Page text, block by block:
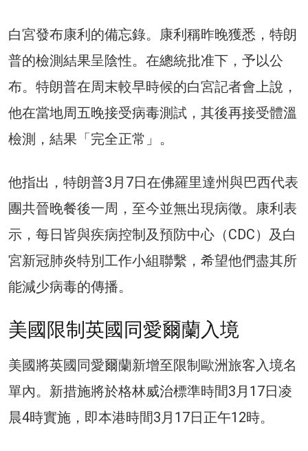
白宮發布康利的備忘錄。康利稱昨晚獲悉，特朗
普的檢測結果呈陰性。在總統批准下，予以公
布。特朗普在周末較早時候的白宮記者會上說，
他在當地周五晚接受病毒測試，其後再接受體溫
檢測，結果「完全正常」。
他指出，特朗普3月7日在佛羅里達州與巴西代表
團共晉晚餐後一周，至今並無出現病徵。康利表
示，每日皆與疾病控制及預防中心（CDC）及白
宮新冠肺炎特別工作小組聯繫，希望他們盡其所
能減少病毒的傳播。
美國限制英國同愛爾蘭入境
美國將英國同愛爾蘭新增至限制歐洲旅客入境名
單內。新措施將於格林威治標準時間3月17日凌
晨4時實施，即本港時間3月17日正午12時。